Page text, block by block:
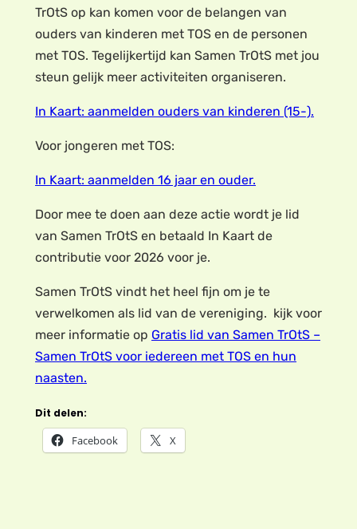
TrOtS op kan komen voor de belangen van
ouders van kinderen met TOS en de personen
met TOS. Tegelijkertijd kan Samen TrOtS met jou
steun gelijk meer activiteiten organiseren.
In Kaart: aanmelden ouders van kinderen (15-).
Voor jongeren met TOS:
In Kaart: aanmelden 16 jaar en ouder.
Door mee te doen aan deze actie wordt je lid
van Samen TrOtS en betaald In Kaart de
contributie voor 2026 voor je.
Samen TrOtS vindt het heel fijn om je te
verwelkomen als lid van de vereniging. kijk voor
meer informatie op Gratis lid van Samen TrOtS –
Samen TrOtS voor iedereen met TOS en hun
naasten.
Dit delen:
Facebook X